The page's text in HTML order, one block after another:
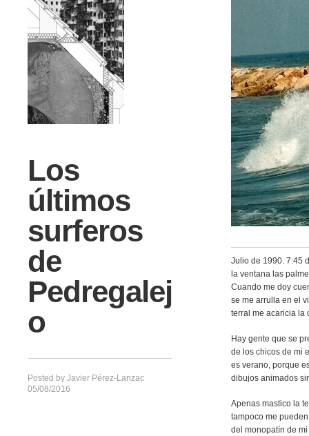
Los
últimos
surferos
de
Pedregalej
o
Posted by Javier Pérez-Lanzac
05/08/2016
Julio de 1990. 7:45
la ventana las
Cuando me doy
se me arrulla en el
terral me acaricia la
Hay gente que se
de los chicos de mi
es verano, porque
dibujos animados
Apenas mastico la
tampoco me
del monopatín de